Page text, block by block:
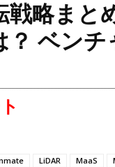
戦略ま
ベンチ
LiDAR MaaS